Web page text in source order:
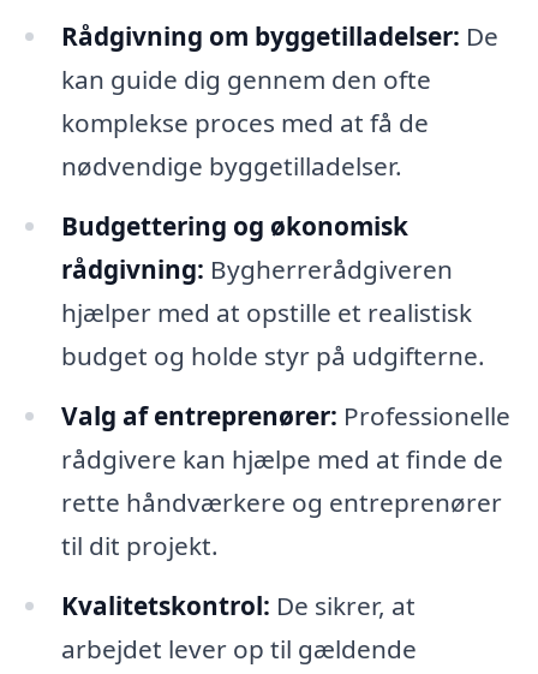
Rådgivning om byggetilladelser: De
kan guide dig gennem den ofte
komplekse proces med at få de
nødvendige byggetilladelser.
Budgettering og økonomisk
rådgivning: Bygherrerådgiveren
hjælper med at opstille et realistisk
budget og holde styr på udgifterne.
Valg af entreprenører: Professionelle
rådgivere kan hjælpe med at finde de
rette håndværkere og entreprenører
til dit projekt.
Kvalitetskontrol: De sikrer, at
arbejdet lever op til gældende